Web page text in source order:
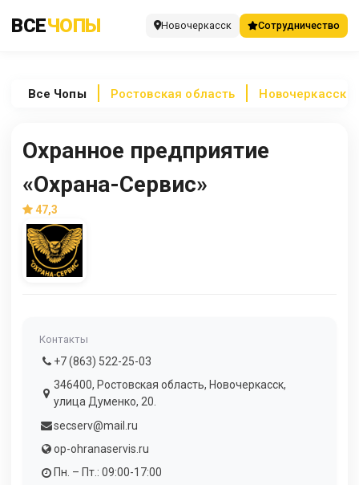
ВСЕЧОПЫ Новочеркасск Сотрудничество
Все Чопы Ростовская область Новочеркасск
Охранное предприятие
«Охрана-Сервис»
47,3
Контакты
+7 (863) 522-25-03
346400, Ростовская область, Новочеркасск,
улица Думенко, 20.
secserv@mail.ru
op-ohranaservis.ru
Пн. – Пт.: 09:00-17:00